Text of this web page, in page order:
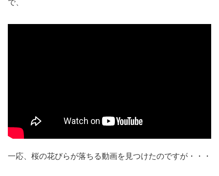
で、
一応、桜の花びらが落ちる動画を見つけたのですが・・・